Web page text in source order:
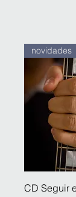
novidades
CD Seguir